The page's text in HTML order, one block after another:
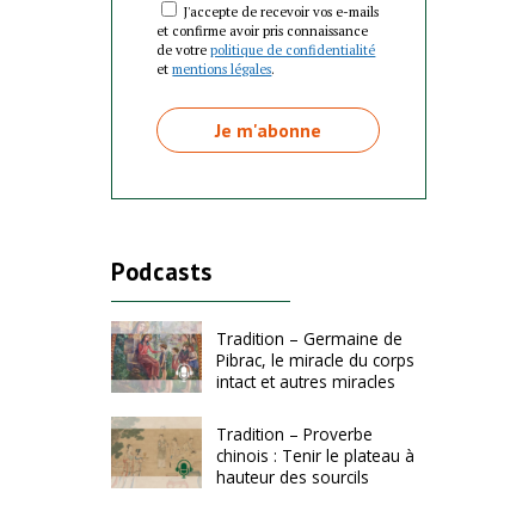
J'accepte de recevoir vos e-mails
et confirme avoir pris connaissance
de votrepolitique de confidentialité
etmentions légales.
Podcasts
Tradition – Germaine de
Pibrac, le miracle du corps
intact et autres miracles
Tradition – Proverbe
chinois : Tenir le plateau à
hauteur des sourcils